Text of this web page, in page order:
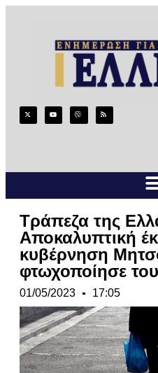
Τράπεζα της
Αποκαλυπτική
κυβέρνηση
φτωχοποίησε
01/05/2023 17:05